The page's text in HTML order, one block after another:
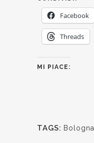
Facebook
Threads
MI PIACE:
TAGS: Bologna